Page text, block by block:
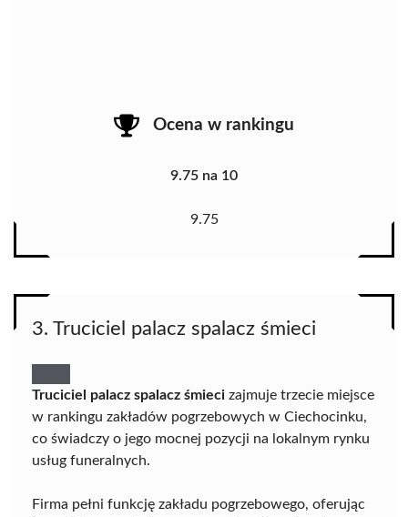
Ocena w rankingu
9.75 na 10
9.75
3. Truciciel palacz spalacz śmieci
Truciciel palacz spalacz śmieci zajmuje trzecie miejsce
w rankingu zakładów pogrzebowych w Ciechocinku,
co świadczy o jego mocnej pozycji na lokalnym rynku
usług funeralnych.
Firma pełni funkcję zakładu pogrzebowego, oferując